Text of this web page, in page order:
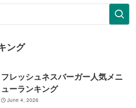
ング
フレッシュネスバーガー人気メニ
ューランキング
June 4, 2026